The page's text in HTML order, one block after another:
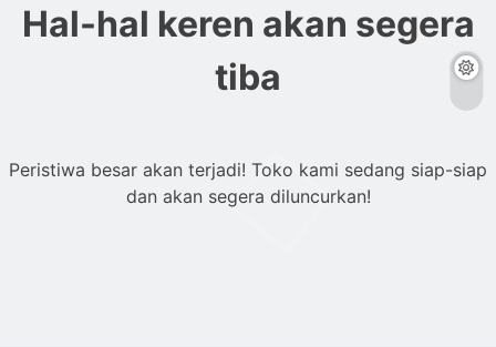
Hal-hal keren akan segera
tiba
Peristiwa besar akan terjadi! Toko kami sedang siap-siap
dan akan segera diluncurkan!